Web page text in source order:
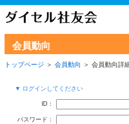
会員動向
トップページ ＞ 会員動向 ＞ 会員動向詳
▼ ログインしてください
ID：
パスワード：